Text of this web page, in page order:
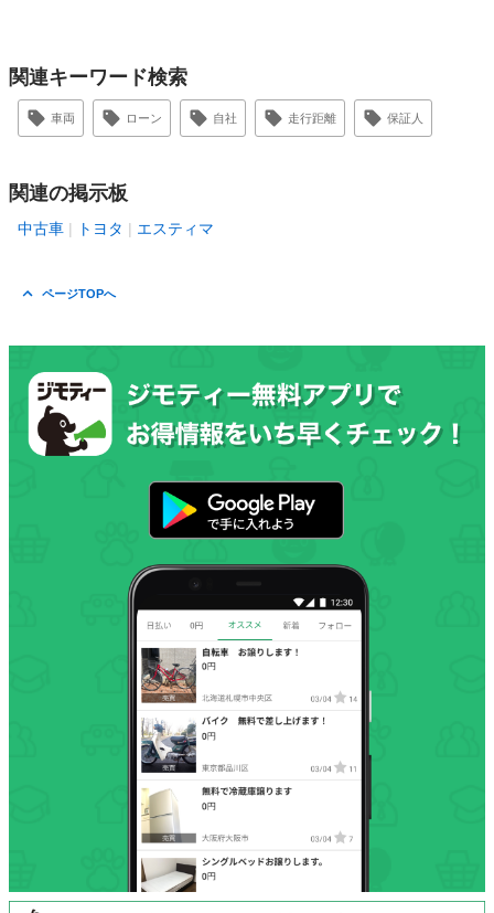
関連キーワード検索
車両 ローン 自社 走行距離 保証人
関連の掲示板
中古車 トヨタ エスティマ
ページTOPへ